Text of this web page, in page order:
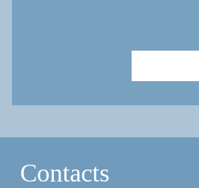
Contacts